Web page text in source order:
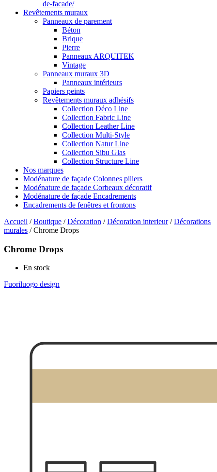
de-facade/
Revêtements muraux
Panneaux de parement
Béton
Brique
Pierre
Panneaux ARQUITEK
Vintage
Panneaux muraux 3D
Panneaux intérieurs
Papiers peints
Revêtements muraux adhésifs
Collection Déco Line
Collection Fabric Line
Collection Leather Line
Collection Multi-Style
Collection Natur Line
Collection Sibu Glas
Collection Structure Line
Nos marques
Modénature de façade Colonnes piliers
Modénature de façade Corbeaux décoratif
Modénature de façade Encadrements
Encadrements de fenêtres et frontons
Accueil /Boutique /Décoration /Décoration interieur/Décorations
murales / Chrome Drops
Chrome Drops
En stock
Fuoriluogo design